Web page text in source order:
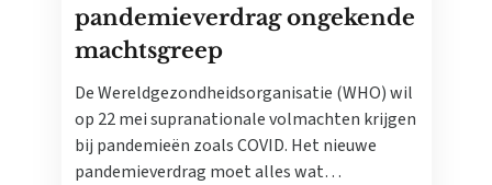
pandemieverdrag ongekende
machtsgreep
De Wereldgezondheidsorganisatie (WHO) wil
op 22 mei supranationale volmachten krijgen
bij pandemieën zoals COVID. Het nieuwe
pandemieverdrag moet alles wat…